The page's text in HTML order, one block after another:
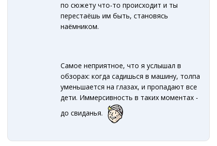
по сюжету что-то происходит и ты
перестаёшь им быть, становясь
наёмником.
Самое неприятное, что я услышал в
обзорах: когда садишься в машину, толпа
уменьшается на глазах, и пропадают все
дети. Иммерсивность в таких моментах -
до свиданья.